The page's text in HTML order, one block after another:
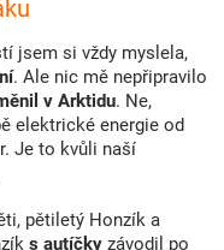
jsem si vždy myslela,
. Ale nic mě nepřipravilo
v Arktidu. Ne,
elektrické energie od
Je to kvůli naší
pětiletý Honzík a
s autíčky závodil po